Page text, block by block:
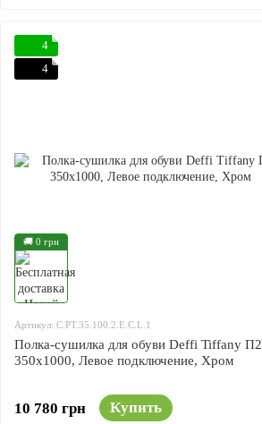
🚚 0 грн
4
4
Артикул: C.PT.35.100.2.E.C.L.1
Полка-сушилка для обуви Deffi Tiffany П2
350x1000, Левое подключение, Хром
10 780 грн Купить